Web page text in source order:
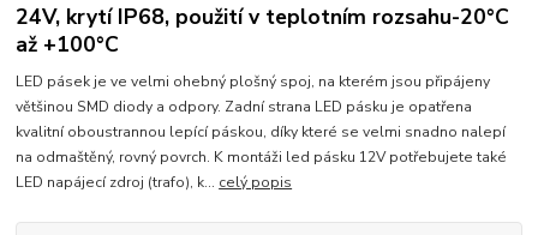
24V, krytí IP68, použití v teplotním rozsahu-20°C
až +100°C
LED pásek je ve velmi ohebný plošný spoj, na kterém jsou připájeny
většinou SMD diody a odpory. Zadní strana LED pásku je opatřena
kvalitní oboustrannou lepící páskou, díky které se velmi snadno nalepí
na odmaštěný, rovný povrch. K montáži led pásku 12V potřebujete také
LED napájecí zdroj (trafo), k... celý popis